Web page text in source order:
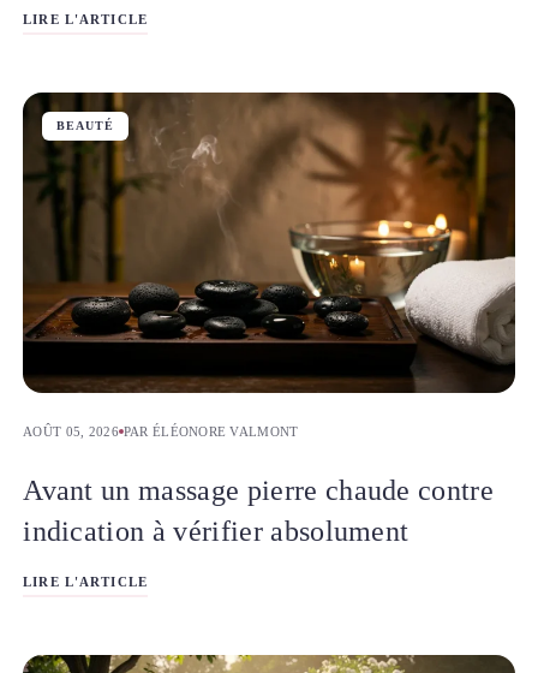
LIRE L'ARTICLE
BEAUTÉ
AOÛT 05, 2026 PAR ÉLÉONORE VALMONT
Avant un massage pierre chaude contre
indication à vérifier absolument
LIRE L'ARTICLE